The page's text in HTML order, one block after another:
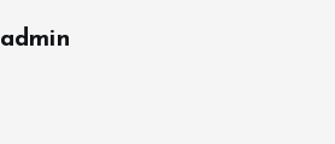
admin